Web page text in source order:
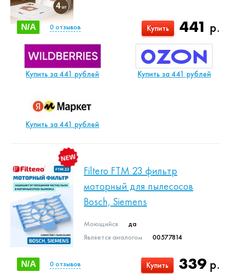
441 р.
Купить
N/A 0 отзывов
Купить за 441 рублей Купить за 441 рублей
Купить за 441 рублей
Filtero FTM 23 фильтр
моторный для пылесосов
Bosch, Siemens
Моющийся
да
Является аналогом
00577814
339 р.
Купить
N/A 0 отзывов